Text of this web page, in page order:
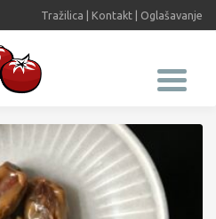
Tražilica Kontakt Oglašavanje